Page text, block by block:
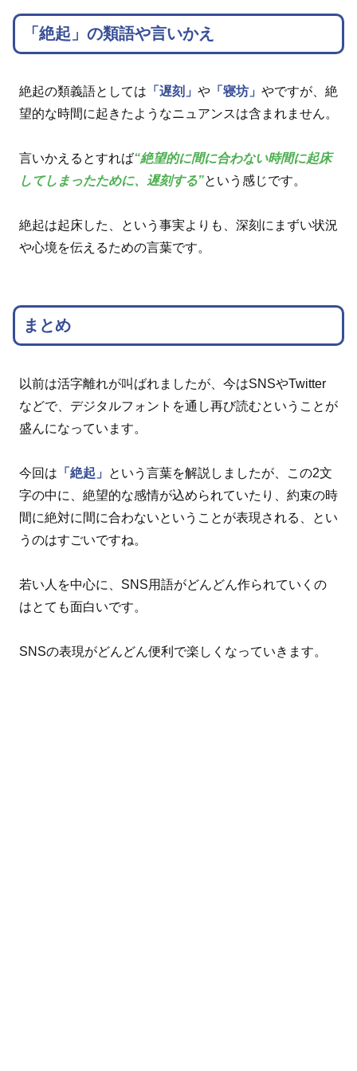
「絶起」の類語や言いかえ
絶起の類義語としては 「遅刻」 や 「寝坊」 やですが、絶
望的な時間に起きたようなニュアンスは含まれません。
言いかえるとすれば“絶望的に間に合わない時間に起床
してしまったために、遅刻する”という感じです。
絶起は起床した、という事実よりも、深刻にまずい状況
や心境を伝えるための言葉です。
まとめ
以前は活字離れが叫ばれましたが、今はSNSやTwitter
などで、デジタルフォントを通し再び読むということが
盛んになっています。
今回は 「絶起」
という言葉を解説しましたが、この2文
字の中に、絶望的な感情が込められていたり、約束の時
間に絶対に間に合わないということが表現される、とい
うのはすごいですね。
若い人を中心に、SNS用語がどんどん作られていくの
はとても面白いです。
SNSの表現がどんどん便利で楽しくなっていきます。